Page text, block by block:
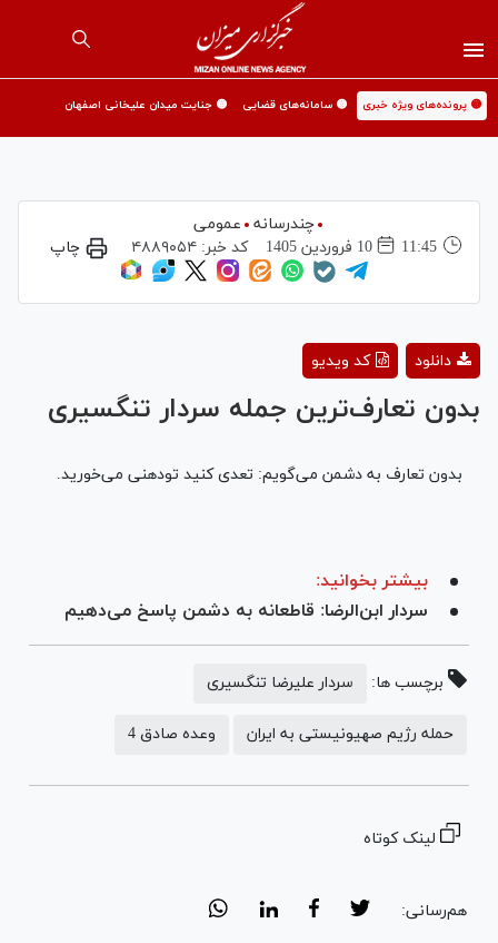
🟡 پرونده‌های ویژه خبری 🟡 سامانه‌های قضایی 🟡 جنایت میدان علیخانی اصفهان
چندرسانه
عمومی
11:45
10 فروردين 1405 کد خبر: ۴۸۸۹۰۵۴ چاپ
Video
کد ویدیو دانلود
بدون تعارف‌ترین جمله سردار تنگسیری
بدون تعارف به دشمن می‌گویم: تعدی کنید تودهنی می‌خورید.
بیشتر بخوانید:
سردار ابن‌الرضا: قاطعانه به دشمن پاسخ می‌دهیم
برچسب ها: سردار علیرضا تنگسیری
حمله رژیم صهیونیستی به ایران وعده صادق 4
لینک کوتاه
هم‌رسانی: